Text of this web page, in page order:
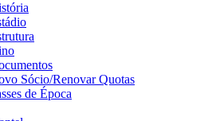
Sócio/Renovar Quotas
de Época